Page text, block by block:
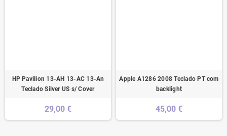
HP Pavilion 13-AH 13-AC 13-An
Teclado Silver US s/ Cover
29,00 €
Apple A1286 2008 Teclado PT com
backlight
45,00 €